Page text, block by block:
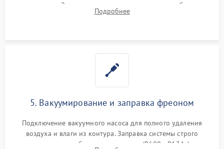
осушителя. Замена изношенных вентиляторов обдува,
сломанных заслонок или поврежденных дверных петель.
Подробнее
5. Вакуумирование и заправка фреоном
Подключение вакуумного насоса для полного удаления
воздуха и влаги из контура. Заправка системы строго
дозированным объемом хладагента (R600a, R134a) по